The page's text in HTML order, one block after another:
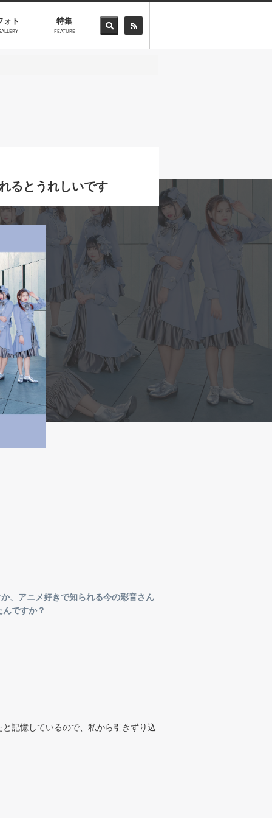
ォト 特集
FEATURE
るとうれしいです
、アニメ好きで知られる今の彩音さん
ですか？
記憶しているので、私から引きずり込